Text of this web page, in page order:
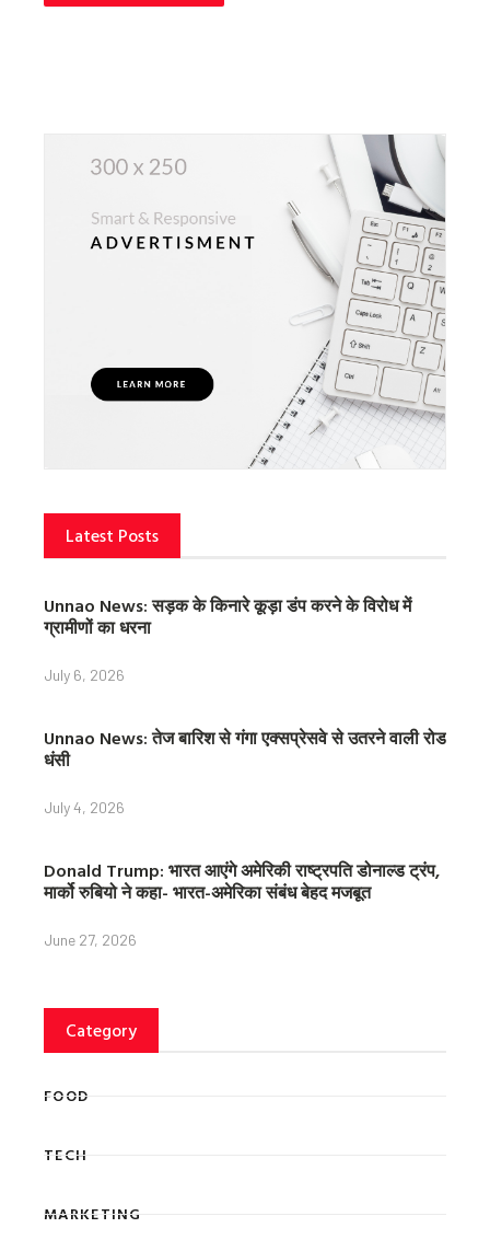
Latest Posts
Unnao News: सड़क के किनारे कूड़ा डंप करने के विरोध में
ग्रामीणों का धरना
July 6, 2026
Unnao News: तेज बारिश से गंगा एक्सप्रेसवे से उतरने वाली रोड
धंसी
July 4, 2026
Donald Trump: भारत आएंगे अमेरिकी राष्ट्रपति डोनाल्ड ट्रंप,
मार्को रुबियो ने कहा- भारत-अमेरिका संबंध बेहद मजबूत
June 27, 2026
Category
FOOD
TECH
MARKETING